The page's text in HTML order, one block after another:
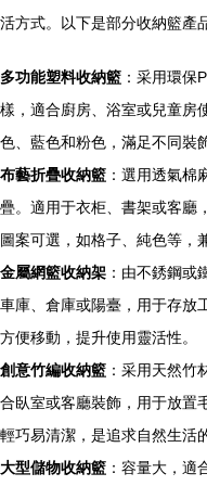
活方式。以下是部分收納籃產
多功能塑料收納籃 ：采用環保
樣，適合廚房、浴室或兒童房
色、藍色和粉色，滿足不同裝
布藝折疊收納籃 ：選用透氣棉
疊。適用于衣柜、書架或客廳
圖案可選，如格子、純色等，
金屬網籃收納架 ：由不銹鋼或
車庫、倉庫或陽臺，用于存放
方便移動，提升使用靈活性。
創意竹編收納籃 ：采用天然竹
合臥室或客廳裝飾，用于放置
輕巧易清潔，是追求自然生活
大型儲物收納籃 ：容量大，適